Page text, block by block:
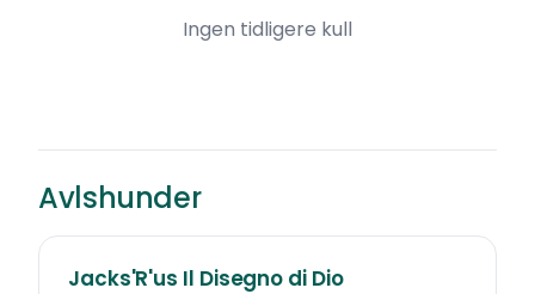
Ingen tidligere kull
Avlshunder
Jacks'R'us Il Disegno di Dio